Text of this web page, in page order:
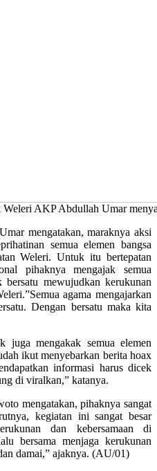
AKP Abdullah Umar
mengatakan, maraknya aksi
semua elemen bangsa
Weleri. Untuk itu bertepatan
pihaknya mengajak semua
mewujudkan kerukunan
agama mengajarkan
Dengan bersatu maka kita
juga mengakak semua elemen
ikut menyebarkan berita hoax
informasi harus dicek
di viralkan,” katanya.
mengatakan, pihaknya sangat
kegiatan ini sangat besar
dan kebersamaan di
bersama menjaga kerukunan
damai,” ajaknya. (AU/01)